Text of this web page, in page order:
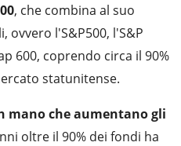
, che combina al suo
l'S&P500, l'S&P
600, coprendo circa il 90%
statunitense.
mano che aumentano gli
oltre il 90% dei fondi ha